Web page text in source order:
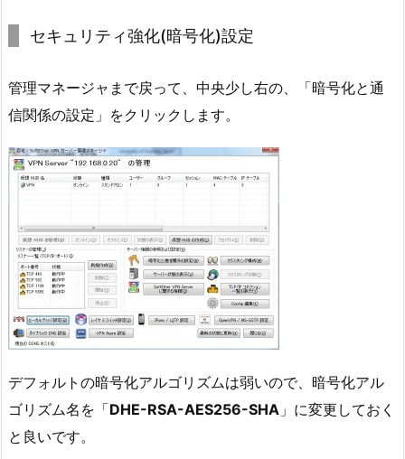
セキュリティ強化(暗号化)設定
管理マネージャまで戻って、中央少し右の、「暗号化と通
信関係の設定」をクリックします。
デフォルトの暗号化アルゴリズムは弱いので、暗号化アル
ゴリズム名を「DHE-RSA-AES256-SHA 」に変更しておく
と良いです。